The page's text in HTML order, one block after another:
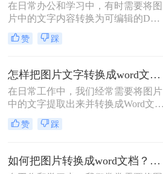
在日常办公和学习中，有时需要将图
片中的文字内容转换为可编辑的DOC
格式文档。那么图片如何转换为doc
格式呢？本文将介绍三种将图片转换
赞 踩
怎样把图片文字转换成word文档？分享两种有效的方法！
在日常工作中，我们经常需要将图片
中的文字提取出来并转换成Word文
档，以便进行编辑和保存。然而，如
何高效且准确地完成这一转换过程，
字转换成word文档呢？本文将介绍两
种有效的方法，帮助您轻松实现图片
赞 踩
如何把图片转换成word文档？这二个方法学会省时省力！